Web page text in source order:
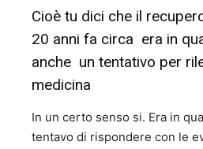
Cioè tu dici che il
20 anni fa circa era in
anche un tentativo per
medicina
In un certo senso si. Era in
tentavo di rispondere con le